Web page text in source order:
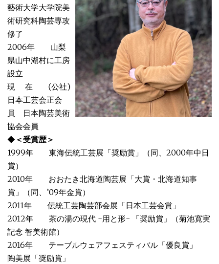
藝術大学大学院美
術研究科陶芸専攻
修了
2006年 山梨
県山中湖村に工房
設立
現 在 (公社)
日本工芸会正会
員 日本陶芸美術
協会会員
◆ ＜受賞歴＞
1999年 東海伝統工芸展「奨励賞」（同、2000年中日
賞）
2010年 おおたき北海道陶芸展「大賞・北海道知事
賞」（同、’09年金賞）
2011年 伝統工芸陶芸部会展「日本工芸会賞」
2012年 茶の湯の現代 -用と形- 「奨励賞」（菊池寛実
記念 智美術館）
2016年 テーブルウェアフェスティバル「優良賞」
陶美展「奨励賞」